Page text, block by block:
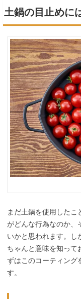
土鍋の目止めに
まだ土鍋を使用した
がどんな行為なのか、
いかと思われます。し
ちゃんと意味を知って
ずはこのコーティング
す。